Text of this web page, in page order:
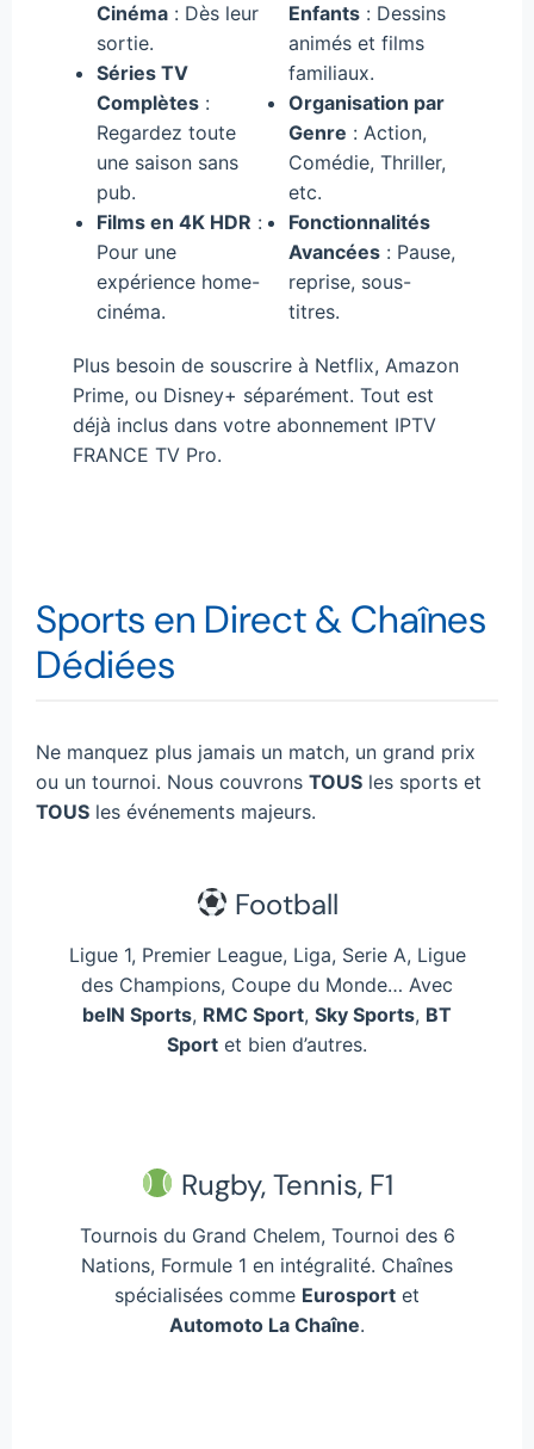
Cinéma : Dès leur
sortie.
Séries TV
Complètes :
Regardez toute
une saison sans
pub.
Films en 4K HDR :
Pour une
expérience home-
cinéma.
Enfants : Dessins
animés et films
familiaux.
Organisation par
Genre : Action,
Comédie, Thriller,
etc.
Fonctionnalités
Avancées : Pause,
reprise, sous-
titres.
Plus besoin de souscrire à Netflix, Amazon
Prime, ou Disney+ séparément. Tout est
déjà inclus dans votre abonnement IPTV
FRANCE TV Pro.
Sports en Direct & Chaînes
Dédiées
Ne manquez plus jamais un match, un grand prix
ou un tournoi. Nous couvrons TOUS les sports et
TOUS les événements majeurs.
Football
Ligue 1, Premier League, Liga, Serie A, Ligue
des Champions, Coupe du Monde… Avec
beIN Sports, RMC Sport, Sky Sports, BT
Sport et bien d’autres.
Rugby, Tennis, F1
Tournois du Grand Chelem, Tournoi des 6
Nations, Formule 1 en intégralité. Chaînes
spécialisées comme Eurosport et
Automoto La Chaîne.